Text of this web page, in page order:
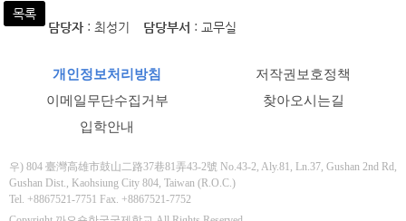
목록
담당자 : 최성기 담당부서 : 교무실
개인정보처리방침
저작권보호정책
이메일무단수집거부
찾아오시는길
입학안내
우) 804 臺灣高雄市鼓山二路37巷81弄43-2號 No.43-2, Aly.81, Ln.37, Gushan 2nd Rd,
Gushan Dist., Kaohsiung City 804, Taiwan (R.O.C.)
Tel. +8867521-7751 Fax. +8867521-7752